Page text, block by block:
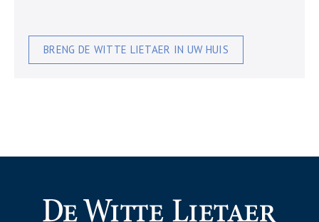
BRENG DE WITTE LIETAER IN UW HUIS